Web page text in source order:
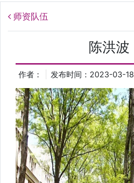
师资队伍
陈洪波
作者： 发布时间：2023-03-18